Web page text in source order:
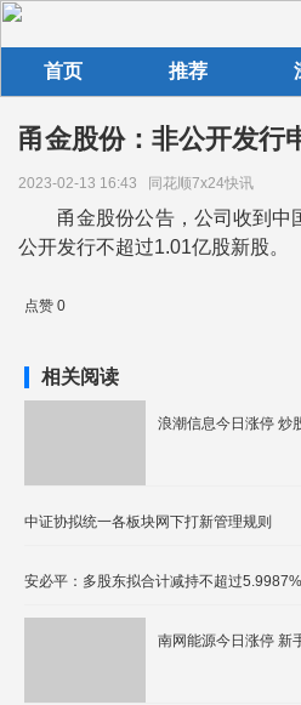
首页 推荐
甬金股份：非公开发行
2023-02-13 16:43 同花顺7x24快讯
甬金股份公告，公司收到中
公开发行不超过1.01亿股新股。
点赞 0
相关阅读
浪潮信息今日涨停 炒
中证协拟统一各板块网下打新管理规则
安必平：多股东拟合计减持不超过5.9987%
南网能源今日涨停 新